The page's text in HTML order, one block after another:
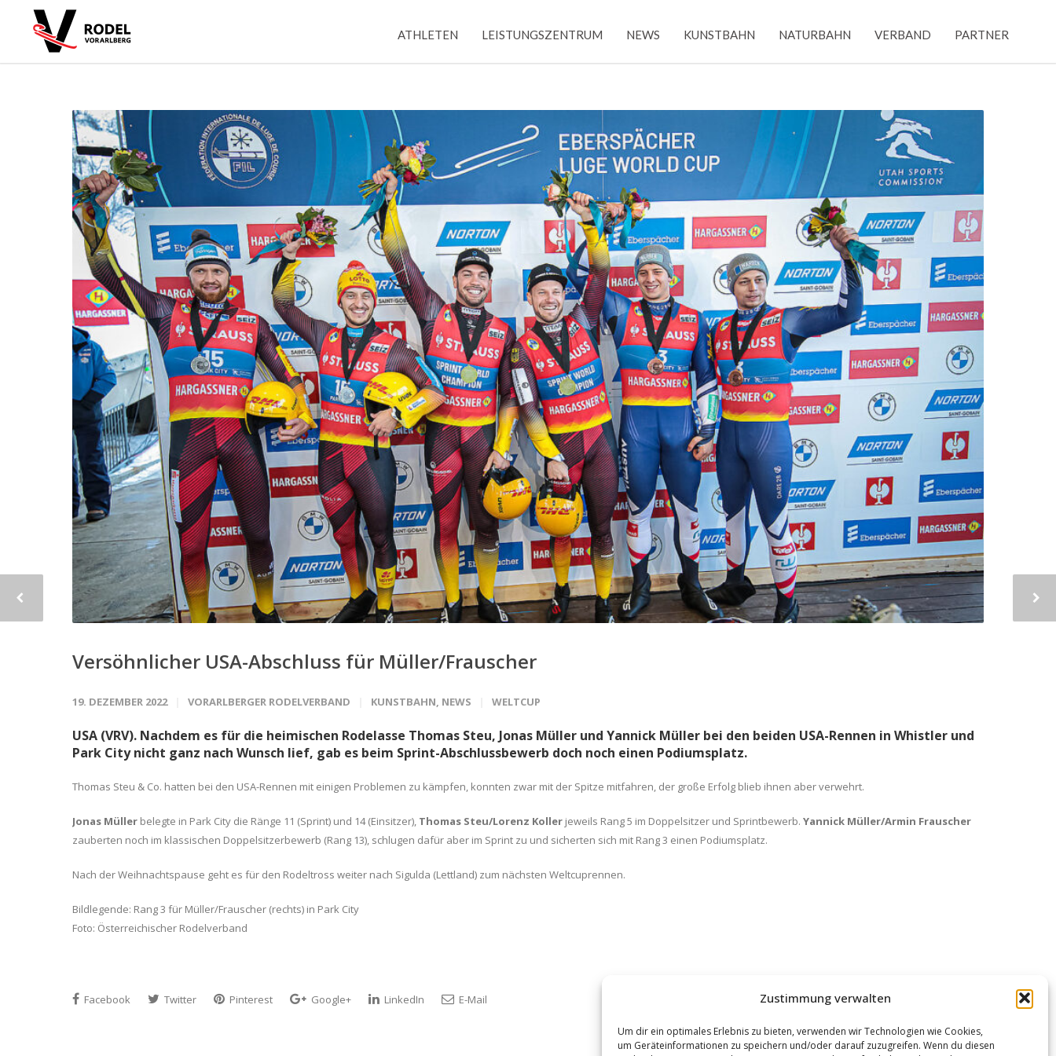
Zustimmung verwalten
Um dir ein optimales Erlebnis zu bieten, verwenden wir Technologien wie Cookies,
um Geräteinformationen zu speichern und/oder darauf zuzugreifen. Wenn du diesen
ATHLETEN LEISTUNGSZENTRUM NEWS KUNSTBAHN NATURBAHN VERBAND PARTNER
Versöhnlicher USA-Abschluss für Müller/Frauscher
19. DEZEMBER 2022 VORARLBERGER RODELVERBAND KUNSTBAHN, NEWS WELTCUP
USA (VRV). Nachdem es für die heimischen Rodelasse Thomas Steu, Jonas Müller und Yannick Müller bei den beiden USA-Rennen in Whistler und
Park City nicht ganz nach Wunsch lief, gab es beim Sprint-Abschlussbewerb doch noch einen Podiumsplatz.
Thomas Steu & Co. hatten bei den USA-Rennen mit einigen Problemen zu kämpfen, konnten zwar mit der Spitze mitfahren, der große Erfolg blieb ihnen aber verwehrt.
Jonas Müller belegte in Park City die Ränge 11 (Sprint) und 14 (Einsitzer), Thomas Steu/Lorenz Koller jeweils Rang 5 im Doppelsitzer und Sprintbewerb. Yannick Müller/Armin Frauscher
zauberten noch im klassischen Doppelsitzerbewerb (Rang 13), schlugen dafür aber im Sprint zu und sicherten sich mit Rang 3 einen Podiumsplatz.
Nach der Weihnachtspause geht es für den Rodeltross weiter nach Sigulda (Lettland) zum nächsten Weltcuprennen.
Bildlegende: Rang 3 für Müller/Frauscher (rechts) in Park City
Foto: Österreichischer Rodelverband
Facebook Twitter Pinterest Google+ LinkedIn E-Mail